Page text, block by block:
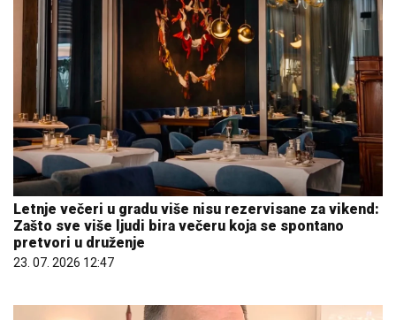
Letnje večeri u gradu više nisu rezervisane za vikend:
Zašto sve više ljudi bira večeru koja se spontano
pretvori u druženje
23. 07. 2026 12:47